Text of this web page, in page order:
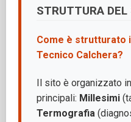
STRUTTURA DEL
Come è strutturato
Tecnico Calchera?
Il sito è organizzato
principali: Millesimi
Termografia